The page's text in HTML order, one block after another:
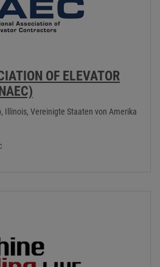
OF ELEVATOR
Illinois, Vereinigte Staaten von Amerika